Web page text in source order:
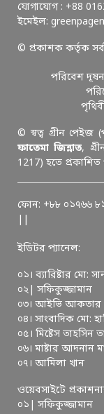
যোগাযোগ : +88
ইমেইল:
© প্রকাশক কর্তৃক
পরিবেশ
© স্বত্ব গ্রীন পেইজ
ফাতেমা জিন্নাত,
1217) হতে প্রকাশিত
ফোন: +৮৮ ০১৭৬৬
ইডিটর প্যানেল:
০১। ব্যারিষ্টার
০২| সফিকুজ্জামান
০৩। আইভি আকতার
০৪। সাংবাদিক মো:
০৫। মিষ্টেস তাহসিন
০৬। মাষ্টার আদনান
০৭। আমিলা খান
ওয়েবসাইটে
০১| সফিকুজ্জামান